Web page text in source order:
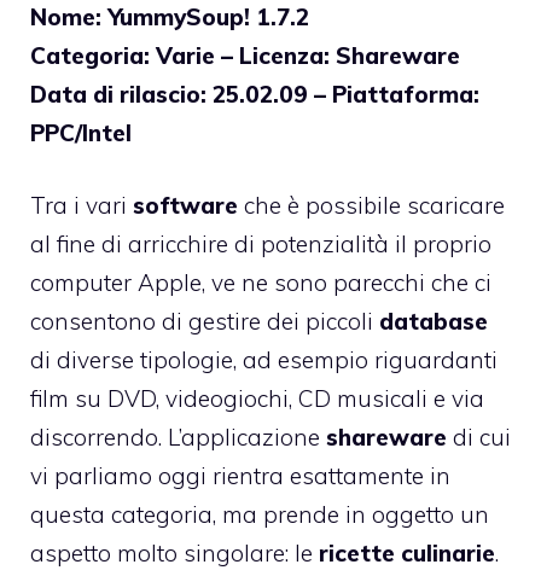
Nome: YummySoup! 1.7.2
Categoria: Varie – Licenza: Shareware
Data di rilascio: 25.02.09 – Piattaforma:
PPC/Intel
Tra i vari software che è possibile scaricare
al fine di arricchire di potenzialità il proprio
computer Apple, ve ne sono parecchi che ci
consentono di gestire dei piccoli database
di diverse tipologie, ad esempio riguardanti
film su DVD, videogiochi, CD musicali e via
discorrendo. L’applicazione shareware di cui
vi parliamo oggi rientra esattamente in
questa categoria, ma prende in oggetto un
aspetto molto singolare: le ricette culinarie.